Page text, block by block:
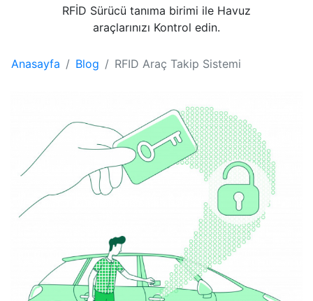
RFİD Sürücü tanıma birimi ile Havuz
araçlarınızı Kontrol edin.
Anasayfa Blog RFID Araç Takip Sistemi